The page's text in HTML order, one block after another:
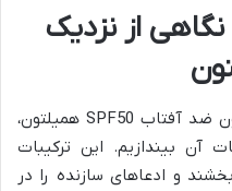
نگاهی از نزدیک
برای فهم عمیق تر از عملکرد لوسیون ضد آفتاب SPF50 همیلتون،
آن بیندازیم. این ترکیبات
و ادعاهای سازنده را در